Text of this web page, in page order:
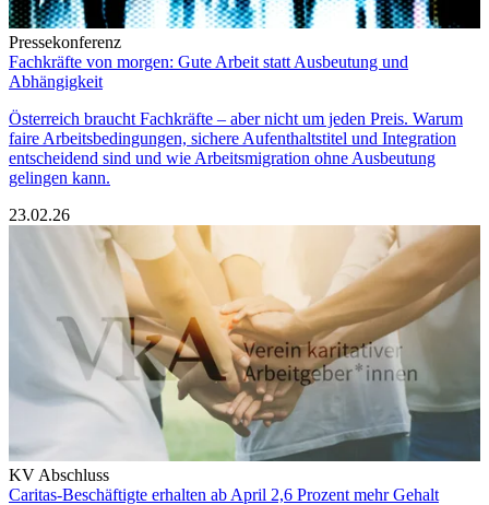
Pressekonferenz
Fachkräfte von morgen: Gute Arbeit statt Ausbeutung und
Abhängigkeit
Österreich braucht Fachkräfte – aber nicht um jeden Preis. Warum
faire Arbeitsbedingungen, sichere Aufenthaltstitel und Integration
entscheidend sind und wie Arbeitsmigration ohne Ausbeutung
gelingen kann.
23.02.26
KV Abschluss
Caritas-Beschäftigte erhalten ab April 2,6 Prozent mehr Gehalt